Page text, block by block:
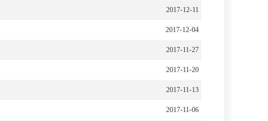
2017-12-11
2017-12-04
2017-11-27
2017-11-20
2017-11-13
2017-11-06